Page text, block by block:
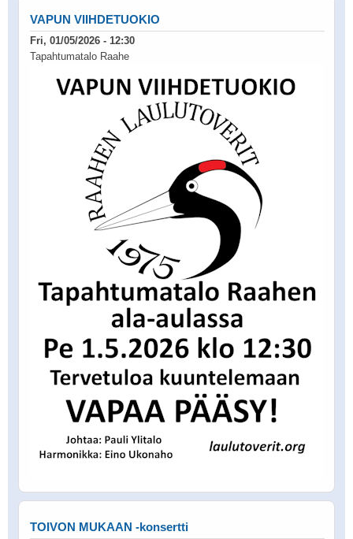
VAPUN VIIHDETUOKIO
Fri, 01/05/2026 - 12:30
Tapahtumatalo Raahe
TOIVON MUKAAN -konsertti